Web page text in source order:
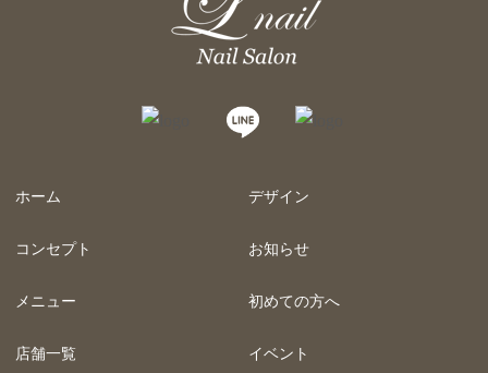
ホーム
コンセプト
メニュー
店舗一覧
デザイン
お知らせ
初めての方へ
イベント